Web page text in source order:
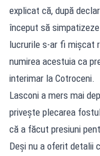
explicat că, după
început să
lucrurile s-ar fi mișcat
numirea acestuia ca
interimar la Cotroceni.
Lasconi a mers mai
privește plecarea
că a făcut presiuni
Deși nu a oferit detalii